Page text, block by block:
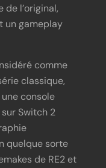
l’original,
un gameplay
comme
classique,
console
sur Switch 2
quelque sorte
de RE2 et